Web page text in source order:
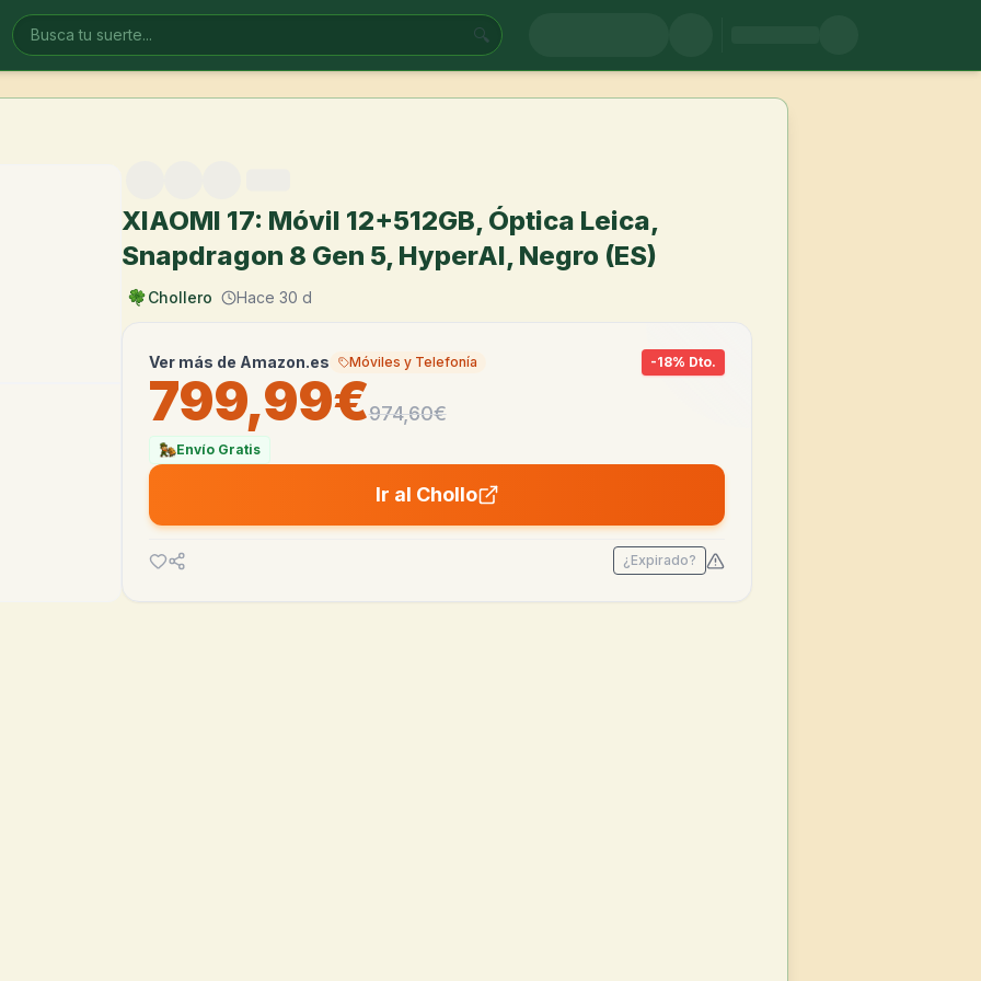
🔍
XIAOMI 17: Móvil 12+512GB, Óptica Leica,
Snapdragon 8 Gen 5, HyperAI, Negro (ES)
Chollero Hace 30 d
Ver más de Amazon.es Móviles y Telefonía -18% Dto.
799,99€974,60€
Envío Gratis
Ir al Chollo
¿Expirado?